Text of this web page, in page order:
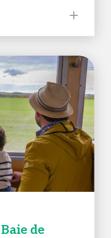
de